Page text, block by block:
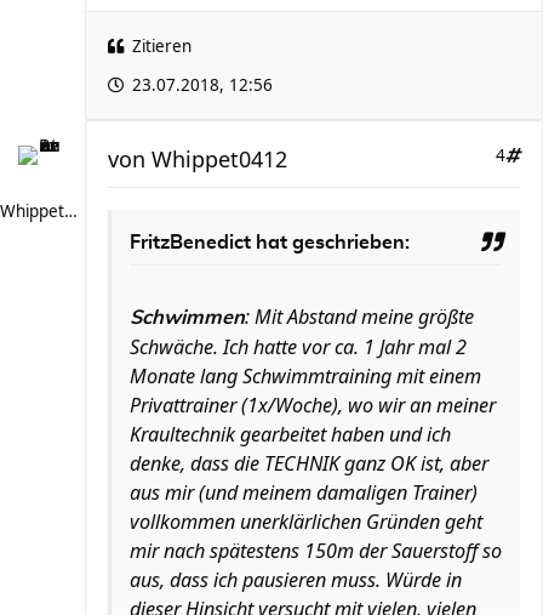
Zitieren
23.07.2018, 12:56
Whippet0412
4
von Whippet0412
FritzBenedict hat geschrieben:
Schwimmen: Mit Abstand meine größte
Schwäche. Ich hatte vor ca. 1 Jahr mal 2
Monate lang Schwimmtraining mit einem
Privattrainer (1x/Woche), wo wir an meiner
Kraultechnik gearbeitet haben und ich
denke, dass die TECHNIK ganz OK ist, aber
aus mir (und meinem damaligen Trainer)
vollkommen unerklärlichen Gründen geht
mir nach spätestens 150m der Sauerstoff so
aus, dass ich pausieren muss. Würde in
dieser Hinsicht versucht mit vielen, vielen